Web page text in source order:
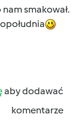
smakował.
aby dodawać
komentarze